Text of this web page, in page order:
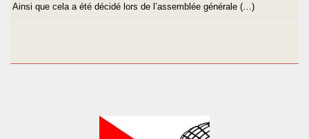
Ainsi que cela a été décidé lors de l’assemblée générale (…)